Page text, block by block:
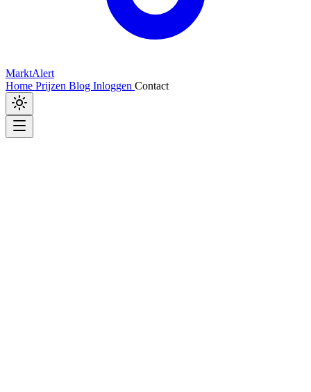
MarktAlert
Home Prijzen Blog Inloggen Contact